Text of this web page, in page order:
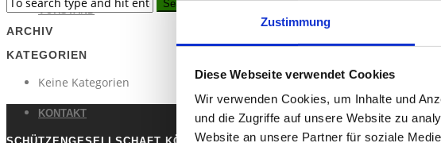
Zustimmung
Diese Webseite verwendet Cookies
Wir verwenden Cookies, um Inhalte und
und die Zugriffe auf unsere Website zu
Website an unsere Partner für soziale
VORSTAND
KONTAKT
ARCHIV
KATEGORIEN
Keine Kategorien